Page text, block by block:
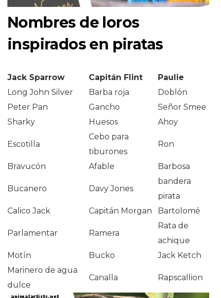
Nombres de loros
inspirados en piratas
Jack Sparrow Capitán Flint
Paulie
Long John Silver
Barba roja
Doblón
Peter Pan
Gancho
Señor Smee
Sharky
Huesos Ahoy
Escotilla
Cebo para
tiburones
Ron
Bravucón Afable Barbosa
Bucanero Davy Jones
bandera
pirata
Calico Jack
Capitán Morgan Bartolomé
Parlamentar Ramera
Rata de
achique
Motín
Bucko
Jack Ketch
Marinero de agua
dulce
Canalla Rapscallion